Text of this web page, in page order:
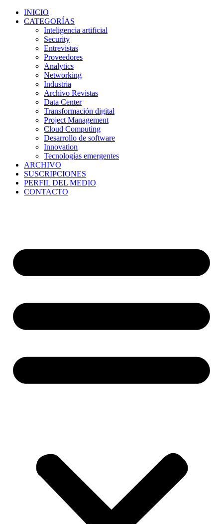
INICIO
CATEGORÍAS
Inteligencia artificial
Security
Entrevistas
Proveedores
Analytics
Networking
Industria
Archivo Revistas
Data Center
Transformación digital
Project Management
Cloud Computing
Desarrollo de software
Innovation
Tecnologías emergentes
ARCHIVO
SUSCRIPCIONES
PERFIL DEL MEDIO
CONTACTO